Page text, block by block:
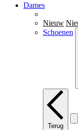
Dames
Nieuw
Schoenen
Terug